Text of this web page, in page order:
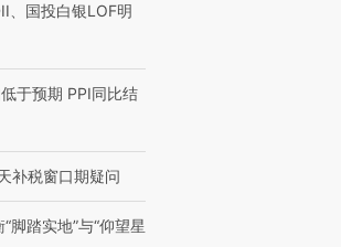
、国投白银LOF明
于预期 PPI同比结
补税窗口期疑问
脚踏实地”与“仰望星